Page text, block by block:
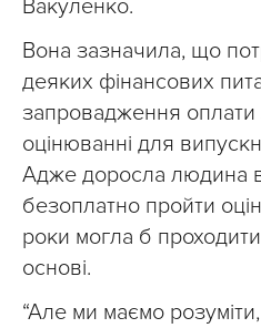
Вакуленко.
Вона зазначила, що
деяких фінансових
запровадження оплати
оцінюванні для
Адже доросла людина
безоплатно пройти
роки могла б
основі.
“Але ми маємо